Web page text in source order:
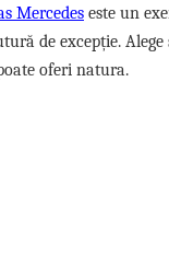
Mercedes este un
de excepție.
oferi natura.